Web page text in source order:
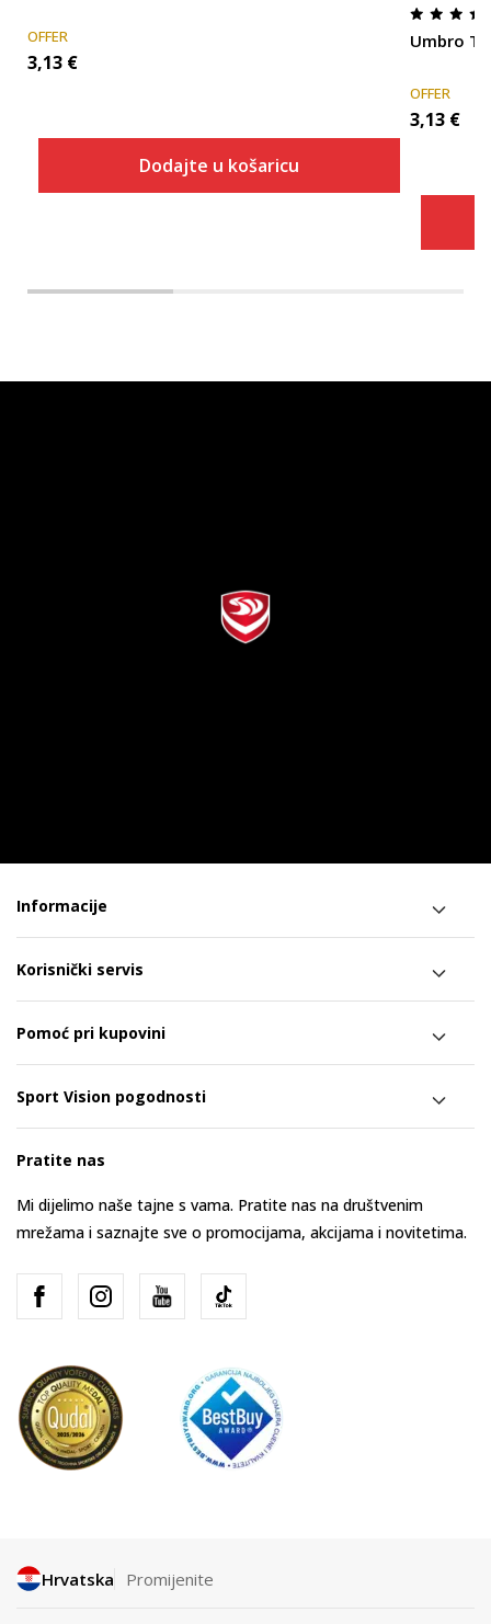
OFFER
3,13 €
Dodajte u košaricu
Umbro
OFFER
3,13 €
Informacije
Korisnički servis
Pomoć pri kupovini
Sport Vision pogodnosti
Pratite nas
Mi dijelimo naše tajne s vama. Pratite nas na društvenim
mrežama i saznajte sve o promocijama, akcijama i novitetima.
Hrvatska Promijenite